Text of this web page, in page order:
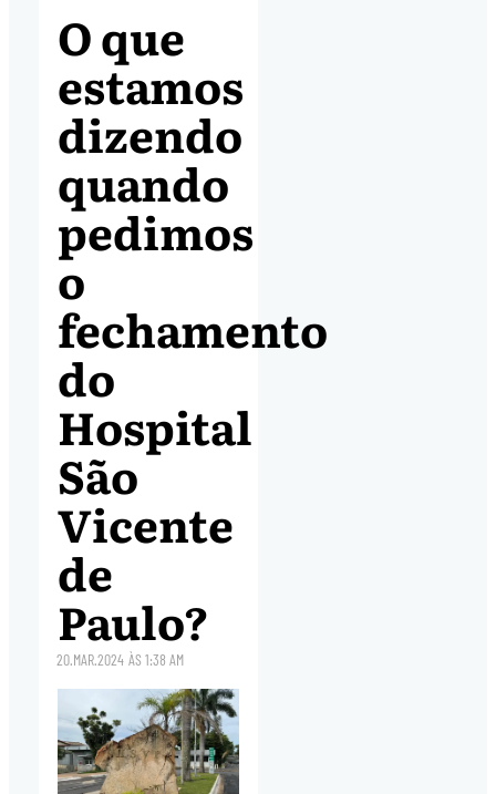
O que
estamos
dizendo
quando
pedimos
o
fechamento
do
Hospital
São
Vicente
de
Paulo?
20.MAR.2024 ÀS1:38 AM